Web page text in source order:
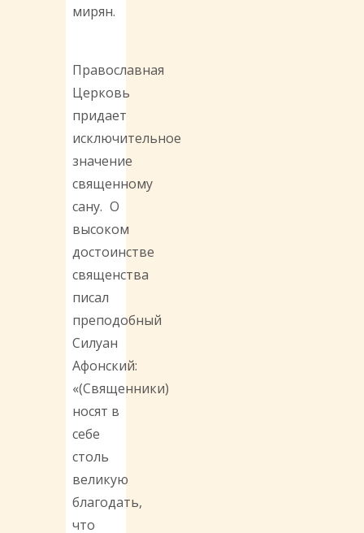
мирян.
Православная
Церковь
придает
исключительное
значение
священному
сану. О
высоком
достоинстве
священства
писал
преподобный
Силуан
Афонский:
«(Священники)
носят в
себе
столь
великую
благодать,
что